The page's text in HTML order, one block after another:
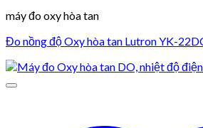
máy đo oxy hòa tan
Đo nồng độ Oxy hòa tan Lutron YK-